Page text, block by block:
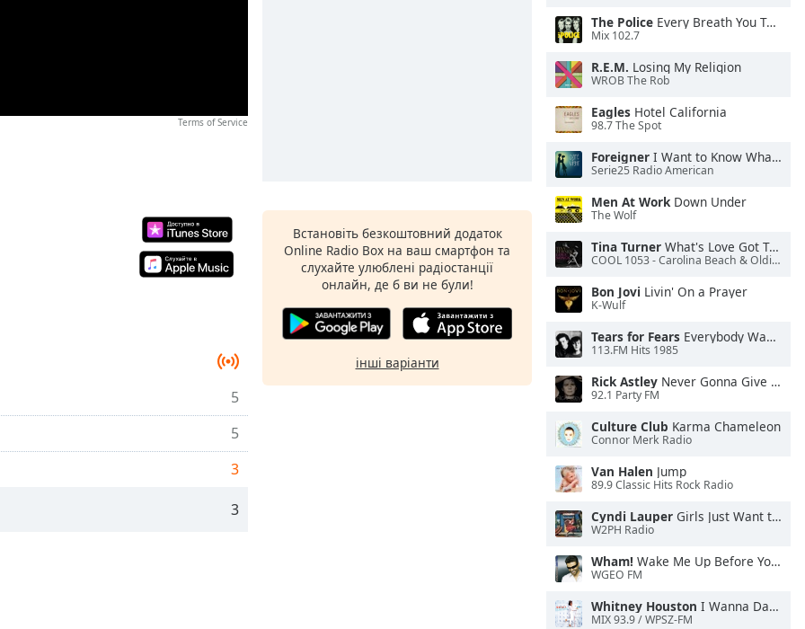
Terms of Service
5
5
3
3
Встановіть безкоштовний додаток
Online Radio Box на ваш смартфон та
слухайте улюблені радіостанції
онлайн, де б ви не були!
інші варіанти
The Police Every Breath You Take
Mix 102.7
R.E.M. Losing My Religion
WROB The Rob
Eagles Hotel California
98.7 The Spot
Foreigner I Want to Know What Love Is
Serie25 Radio American
Men At WorkDown Under
The Wolf
Tina Turner What's Love Got To Do With It
COOL 1053 - Carolina Beach & Oldies Radio
Bon Jovi Livin' On a Prayer
K-Wulf
Tears for Fears Everybody Wants To Rule the World
113.FM Hits 1985
Rick Astley Never Gonna Give You Up
92.1 Party FM
Culture Club Karma Chameleon
Connor Merk Radio
Van Halen Jump
89.9 Classic Hits Rock Radio
Cyndi Lauper Girls Just Want to Have Fun
W2PH Radio
Wham! Wake Me Up Before You Go-Go
WGEO FM
Whitney Houston I Wanna Dance With Somebody
MIX 93.9 / WPSZ-FM